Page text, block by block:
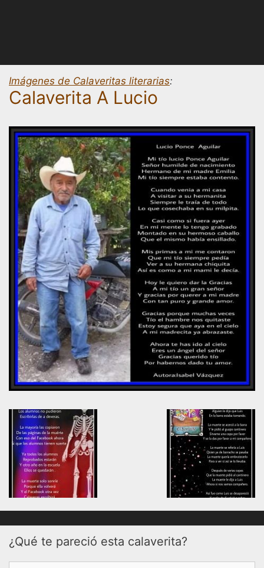
Imágenes de Calaveritas literarias:
Calaverita A Lucio
¿Qué te pareció esta calaverita?